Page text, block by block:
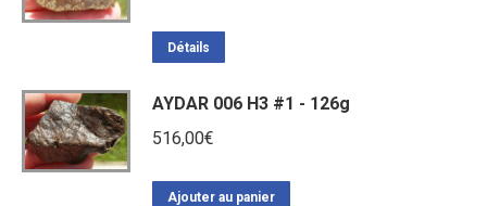
Détails
AYDAR 006 H3 #1 - 126g
516,00€
Ajouter au panier